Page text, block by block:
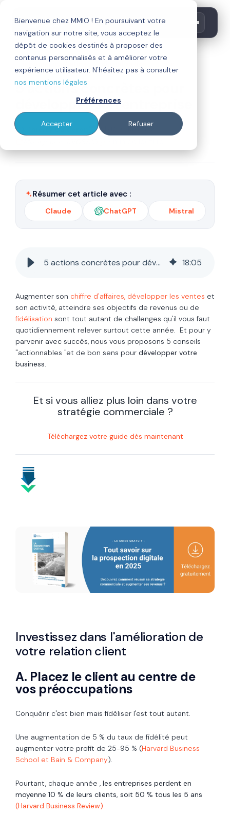
Bienvenue chez MMIO ! En poursuivant votre
navigation sur notre site, vous acceptez le
dépôt de cookies destinés à proposer des
contenus personnalisés et à améliorer votre
expérience utilisateur. N'hésitez pas à consulter
nos mentions légales
Préférences
Accepter Refuser
inbound marketing
5 actions concrètes pour
développer son entreprise
Par Thierry Calderon
Publié le 15/04/24
Résumer cet article avec :
Claude ChatGPT Mistral
5 actions concrètes pour développer son entreprise 18:05
Augmenter son chiffre d'affaires, développer les ventes et
son activité, atteindre ses objectifs de revenus ou de
fidélisation sont tout autant de challenges qu'il vous faut
quotidiennement relever surtout cette année. Et pour y
parvenir avec succès, nous vous proposons 5 conseils
"actionnables "et de bon sens pour développer votre
business.
Et si vous alliez plus loin dans votre
stratégie commerciale ?
Téléchargez votre guide dès maintenant
Investissez dans l'amélioration de
votre relation client
A. Placez le client au centre de
vos préoccupations
Conquérir c'est bien mais fidéliser l'est tout autant.
Une augmentation de 5 % du taux de fidélité peut
augmenter votre profit de 25-95 % (Harvard Business
School et Bain & Company).
Pourtant, chaque année , les entreprises perdent en
moyenne 10 % de leurs clients, soit 50 % tous les 5 ans
(Harvard Business Review).